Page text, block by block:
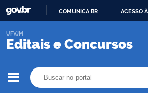
O
COMUNICA BR ACESSO
Editais e Concursos
UFVJM